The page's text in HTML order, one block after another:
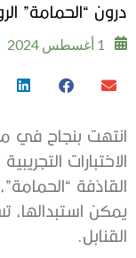
درون “الحمامة”
1 أغسطس 2024
انتهت بنجاح في
الاختبارات
القاذفة
القنابل.